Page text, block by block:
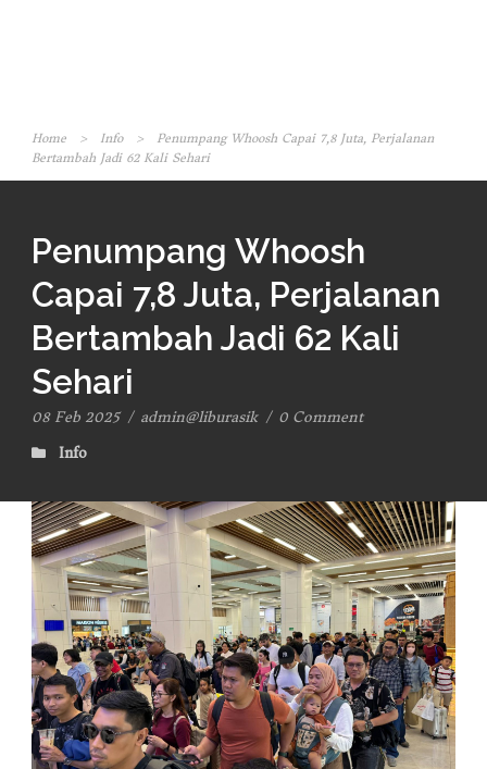
Home > Info >
Penumpang Whoosh Capai 7,8 Juta, Perjalanan
Bertambah Jadi 62 Kali Sehari
Penumpang Whoosh
Capai 7,8 Juta, Perjalanan
Bertambah Jadi 62 Kali
Sehari
08 Feb 2025 / admin@liburasik / 0 Comment
Info